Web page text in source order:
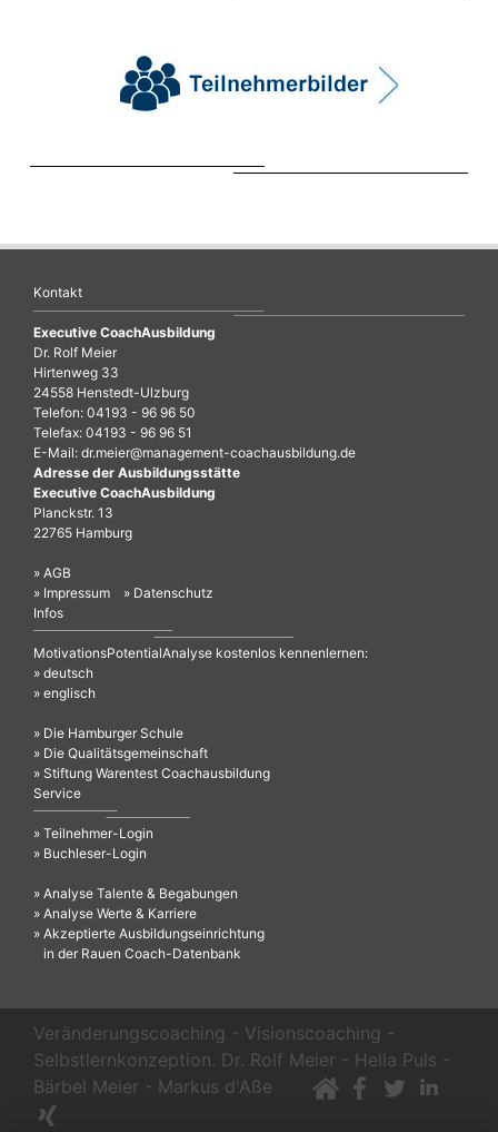
Kontakt
Executive CoachAusbildung
Dr. Rolf Meier
Hirtenweg 33
24558 Henstedt-Ulzburg
Telefon: 04193 - 96 96 50
Telefax: 04193 - 96 96 51
E-Mail: dr.meier@management-coachausbildung.de
Adresse der Ausbildungsstätte
Executive CoachAusbildung
Planckstr. 13
22765 Hamburg
» AGB
» Impressum
» Datenschutz
Infos
MotivationsPotentialAnalyse kostenlos kennenlernen:
» deutsch
» englisch
» Die Hamburger Schule
» Die Qualitätsgemeinschaft
» Stiftung Warentest Coachausbildung
Service
» Teilnehmer-Login
» Buchleser-Login
» Analyse Talente & Begabungen
» Analyse Werte & Karriere
» Akzeptierte Ausbildungseinrichtung
in der Rauen Coach-Datenbank
Veränderungscoaching - Visionscoaching -
Selbstlernkonzeption. Dr. Rolf Meier - Hella Puls -
Bärbel Meier - Markus d'Aße